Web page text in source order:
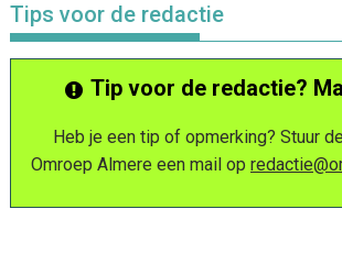
Tips voor de redactie
Tip voor de redactie?
Heb je een tip of opmerking? Stuur
Omroep Almere een mail op